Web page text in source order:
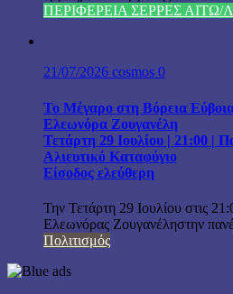
ΠΕΡΙΦΕΡΕΙΑ ΣΕΡΡΕΣ
21/07/2026 cosmos 0
Το Μέγαρο στη Βόρεια
Ελεωνόρα Ζουγανέλη
Τετάρτη 29 Ιουλίου | 21:00 |
Αλιευτικό Καταφύγιο
Είσοδος ελεύθερη
Την Τετάρτη 29 Ιουλίου στις
Ελεωνόρας Ζουγανέληστην
Πολιτισμός